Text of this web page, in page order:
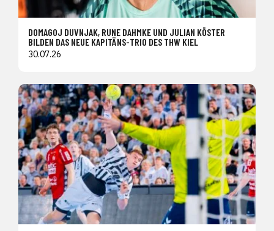
DOMAGOJ DUVNJAK, RUNE DAHMKE UND JULIAN KÖSTER
BILDEN DAS NEUE KAPITÄNS-TRIO DES THW KIEL
30.07.26